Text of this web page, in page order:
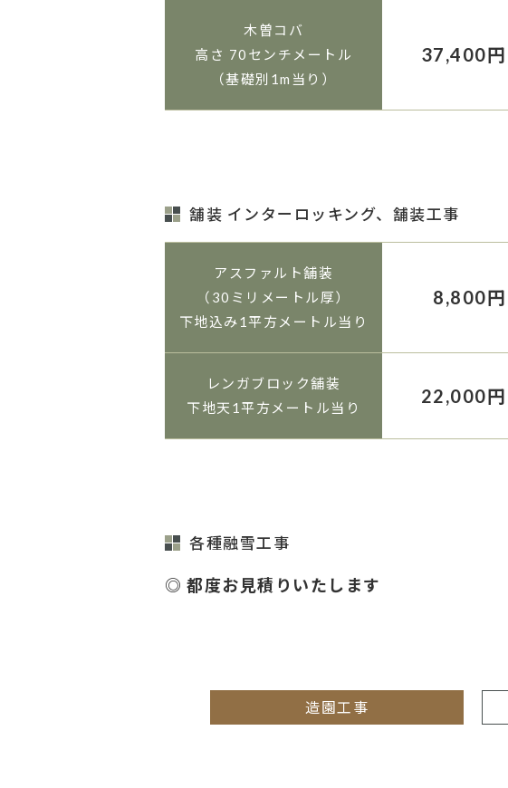
木曽コバ
高さ 70センチメートル
（基礎別1m当り）
37,400円
舗装 インターロッキング、舗装工事
アスファルト舗装
（30ミリメートル厚）
下地込み1平方メートル当り
8,800円
レンガブロック舗装
下地天1平方メートル当り
22,000円
各種融雪工事
◎ 都度お見積りいたします
造園工事